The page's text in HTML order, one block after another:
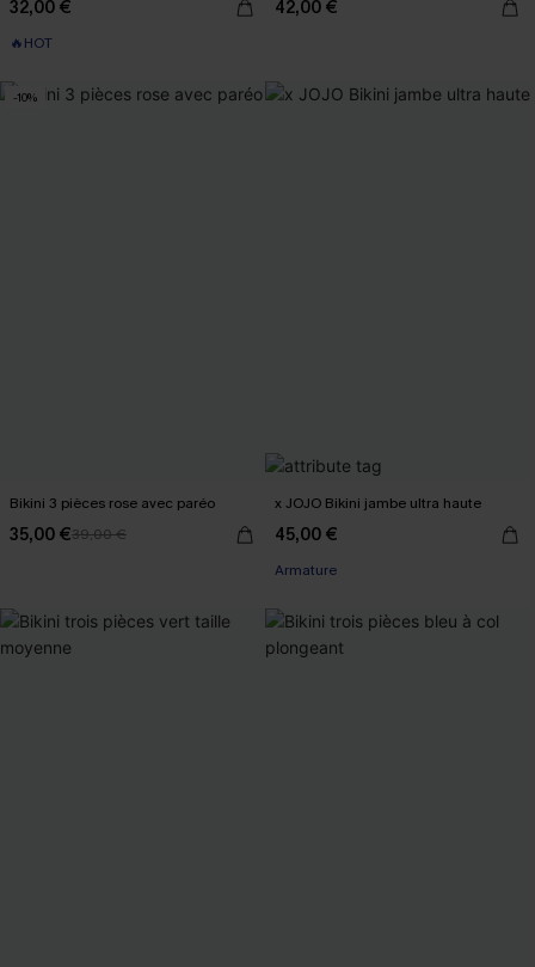
32,00 €
🔥HOT
42,00 €
-10%
Bikini 3 pièces rose avec paréo
35,00 €39,00 €
x JOJO Bikini jambe ultra haute
45,00 €
Armature